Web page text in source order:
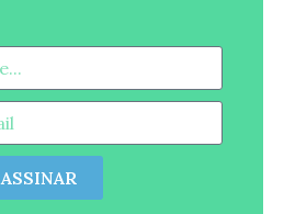
ASSINAR